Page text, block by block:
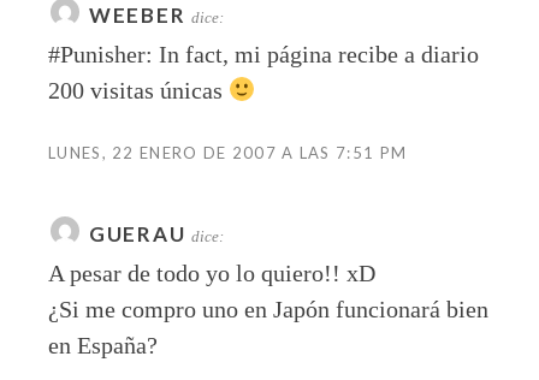
WEEBER dice:
#Punisher: In fact, mi página recibe a diario
200 visitas únicas
LUNES, 22 ENERO DE 2007 A LAS 7:51 PM
GUERAU dice:
A pesar de todo yo lo quiero!! xD
¿Si me compro uno en Japón funcionará bien
en España?